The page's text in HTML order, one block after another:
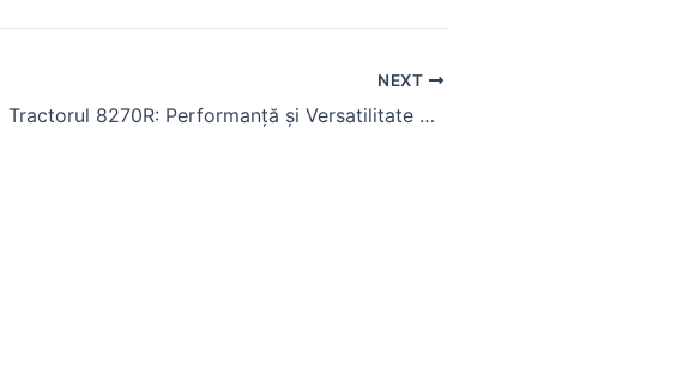
NEXT
Tractorul 8270R: Performanță și Versatilitate pentru Agricultura Modernă